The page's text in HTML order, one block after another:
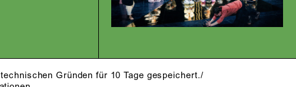
Gründen für 10 Tage gespeichert./
ARCHIV